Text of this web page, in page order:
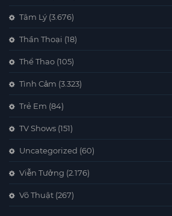
Tâm Lý (3.676)
Thần Thoại (18)
Thể Thao (105)
Tình Cảm (3.323)
Trẻ Em (84)
TV Shows (151)
Uncategorized (60)
Viễn Tưởng (2.176)
Võ Thuật (267)